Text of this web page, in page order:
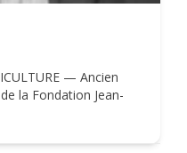
— Ancien
la Fondation Jean-